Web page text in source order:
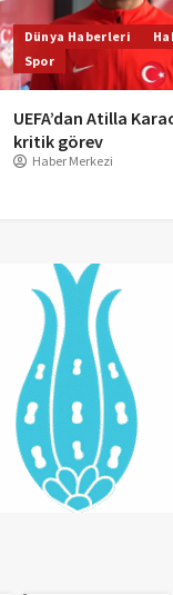
Dünya Haberleri
Spor
UEFA’dan Atilla
kritik görev
Haber Merkezi